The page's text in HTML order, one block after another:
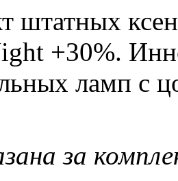
штатных
+30%.
ламп с
за